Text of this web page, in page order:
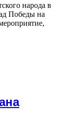
народа в
Победы на